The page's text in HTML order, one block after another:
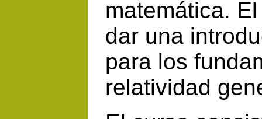
matemática.
dar una
para los
relatividad